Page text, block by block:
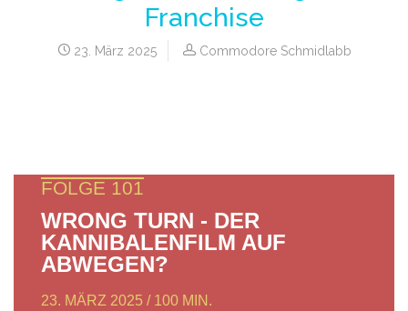
Franchise
23. März 2025 Commodore Schmidlabb
FOLGE 101
WRONG TURN - DER
KANNIBALENFILM AUF
ABWEGEN?
23. MÄRZ 2025 / 100 MIN.